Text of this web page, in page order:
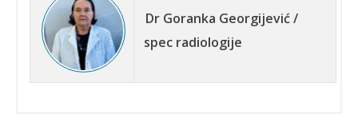
Dr Goranka Georgijević /
spec radiologije